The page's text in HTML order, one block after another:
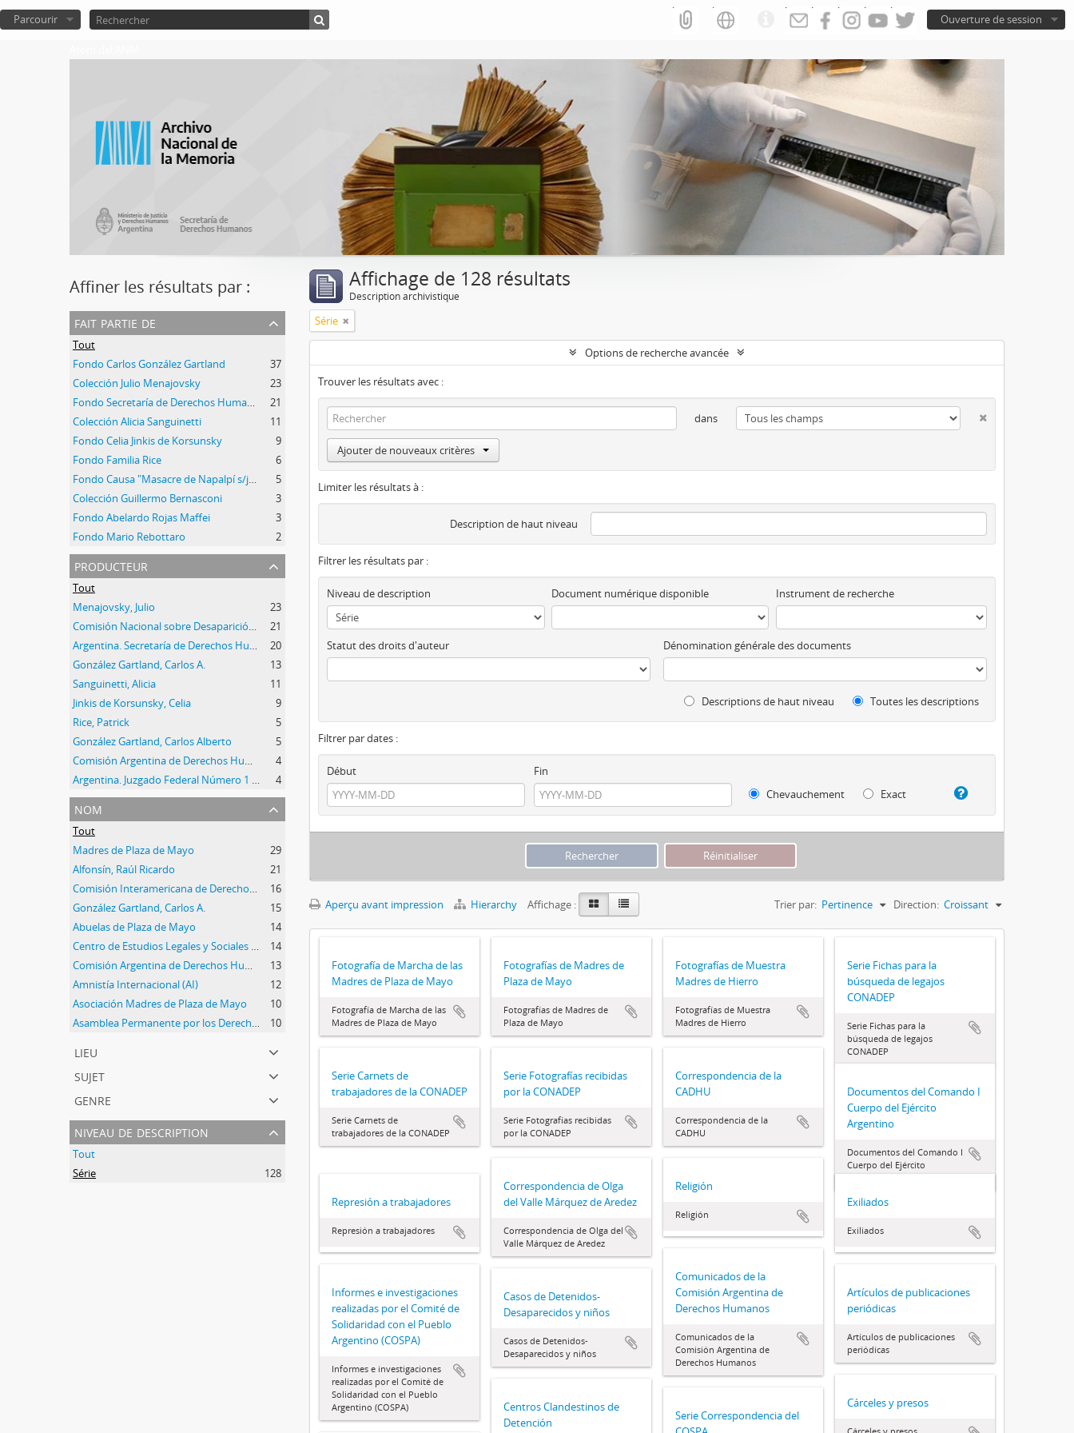
Ouverture de session
Parcourir
Affiner les résultats par :
fait partie de
Tout
Fondo Carlos González Gartland
37
Colección Julio Menajovsky
23
21
Colección Alicia Sanguinetti
11
Fondo Celia Jinkis de Korsunsky
9
Fondo Familia Rice
6
5
Colección Guillermo Bernasconi
3
Fondo Abelardo Rojas Maffei
3
Fondo Mario Rebottaro
2
producteur
Tout
Menajovsky, Julio
23
21
20
González Gartland, Carlos A.
13
Sanguinetti, Alicia
11
Jinkis de Korsunsky, Celia
9
Rice, Patrick
5
González Gartland, Carlos Alberto
5
4
4
nom
Tout
Madres de Plaza de Mayo
29
Alfonsín, Raúl Ricardo
21
16
González Gartland, Carlos A.
15
Abuelas de Plaza de Mayo
14
14
13
Amnistía Internacional (AI)
12
Asociación Madres de Plaza de Mayo
10
10
lieu
sujet
genre
niveau de description
Tout
Série
128
Affichage de 128 résultats
Description archivistique
Série
Options de recherche avancée
Trouver les résultats avec :
dans
Ajouter de nouveaux critères
Limiter les résultats à :
Description de haut niveau
Filtrer les résultats par :
Niveau de description Document numérique disponible Instrument de recherche
Statut des droits d'auteur Dénomination générale des documents
Descriptions de haut niveau Toutes les descriptions
Filtrer par dates :
Début
Fin
Chevauchement
Exact
Aperçu avant impression Hierarchy Affichage : Trier par: Pertinence Direction: Croissant
Fotografía de Marcha de las
Madres de Plaza de Mayo
Fotografía de Marcha de las
Madres de Plaza de Mayo
Fotografías de Madres de
Plaza de Mayo
Fotografías de Madres de
Plaza de Mayo
Fotografías de Muestra
Madres de Hierro
Fotografías de Muestra
Madres de Hierro
Serie Fichas para la
búsqueda de legajos
CONADEP
Serie Fichas para la
búsqueda de legajos
CONADEP
Serie Carnets de
trabajadores de la CONADEP
Serie Carnets de
trabajadores de la CONADEP
Serie Fotografías recibidas
por la CONADEP
Serie Fotografías recibidas
por la CONADEP
Correspondencia de la
CADHU
Correspondencia de la
CADHU
Documentos del Comando I
Cuerpo del Ejército
Argentino
Documentos del Comando I
Cuerpo del Ejército
Argentino
Correspondencia de Olga
del Valle Márquez de Aredez
Correspondencia de Olga del
Valle Márquez de Aredez
Religión
Religión
Represión a trabajadores
Represión a trabajadores
Exiliados
Exiliados
Comunicados de la
Comisión Argentina de
Derechos Humanos
Comunicados de la
Comisión Argentina de
Derechos Humanos
Informes e investigaciones
realizadas por el Comité de
Solidaridad con el Pueblo
Argentino (COSPA)
Informes e investigaciones
realizadas por el Comité de
Solidaridad con el Pueblo
Argentino (COSPA)
Artículos de publicaciones
periódicas
Artículos de publicaciones
periódicas
Casos de Detenidos-
Desaparecidos y niños
Casos de Detenidos-
Desaparecidos y niños
Cárceles y presos
Centros Clandestinos de
Detención
Serie Correspondencia del